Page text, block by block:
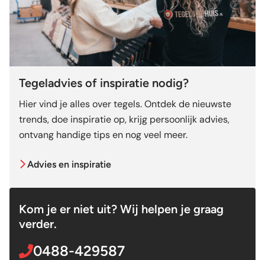
Tegeladvies of inspiratie nodig?
Hier vind je alles over tegels. Ontdek de nieuwste
trends, doe inspiratie op, krijg persoonlijk advies,
ontvang handige tips en nog veel meer.
Advies en inspiratie
Kom je er niet uit? Wij helpen je graag
verder.
0488-429587